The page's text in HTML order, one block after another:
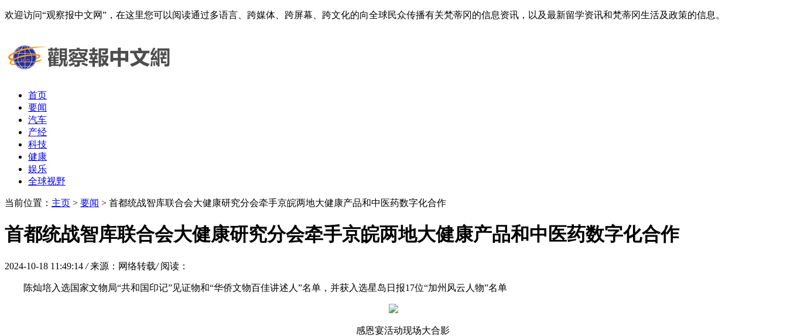
欢迎访问“观察报中文网”，在这里您可以阅读通过多语言、跨媒体、跨屏幕、跨文化的向全球民众传播有关梵蒂冈的信息资讯，以及最新留学资讯和梵蒂冈生活及政策的信息。
首页
要闻
汽车
产经
科技
健康
娱乐
全球视野
当前位置： 主页 > 要闻 > 首都统战智库联合会大健康研究分会牵手京皖两地大健康产品和中医药数字化合作
首都统战智库联合会大健康研究分会牵手京皖两地大健康产品和中医药数字化合作
2024-10-18 11:49:14 / 来源：网络转载/ 阅读：
陈灿培入选国家文物局“共和国印记”见证物和“华侨文物百佳讲述人”名单，并获入选星岛日报17位“加州风云人物”名单
感恩宴活动现场大合影